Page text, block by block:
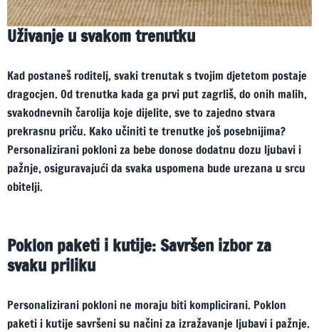
Uživanje u svakom trenutku
Kad postaneš roditelj, svaki trenutak s tvojim djetetom postaje
dragocjen. Od trenutka kada ga prvi put zagrliš, do onih malih,
svakodnevnih čarolija koje dijelite, sve to zajedno stvara
prekrasnu priču. Kako učiniti te trenutke još posebnijima?
Personalizirani pokloni za bebe donose dodatnu dozu ljubavi i
pažnje, osiguravajući da svaka uspomena bude urezana u srcu
obitelji.
Poklon paketi i kutije: Savršen izbor za
svaku priliku
Personalizirani pokloni ne moraju biti komplicirani. Poklon
paketi i kutije savršeni su načini za izražavanje ljubavi i pažnje.